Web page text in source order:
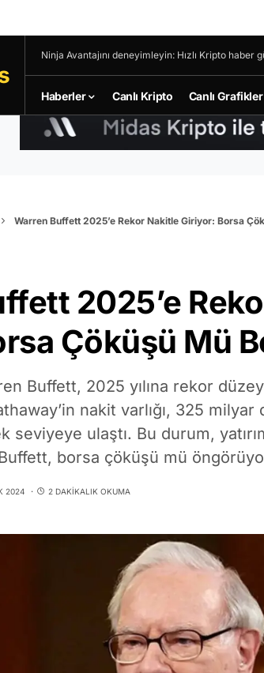
Ninja Avantajını deneyimleyin: Hızlı Kripto
Haberler Canlı Kripto Canlı Grafikler
Warren Buffett 2025’e Rekor Nakitle Giriyor: Borsa
2025’e
Çöküşü Mü
Buffett, 2025 yılına rekor
nakit varlığı, 325 milyar
seviyeye ulaştı. Bu durum,
borsa çöküşü mü
2024 2 DAKIKALIK OKUMA